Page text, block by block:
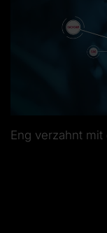
Eng verzahnt